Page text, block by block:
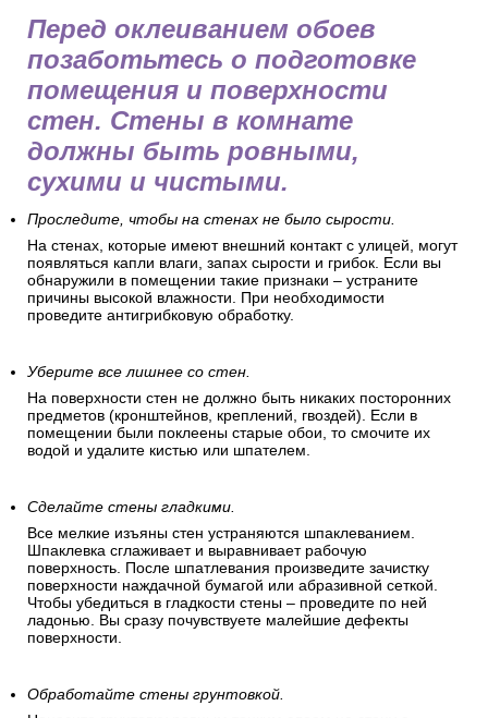
Перед оклеиванием обоев
позаботьтесь о подготовке
помещения и поверхности
стен. Стены в комнате
должны быть ровными,
сухими и чистыми.
Проследите, чтобы на стенах не было сырости.
На стенах, которые имеют внешний контакт с улицей, могут
появляться капли влаги, запах сырости и грибок. Если вы
обнаружили в помещении такие признаки – устраните
причины высокой влажности. При необходимости
проведите антигрибковую обработку.
Уберите все лишнее со стен.
На поверхности стен не должно быть никаких посторонних
предметов (кронштейнов, креплений, гвоздей). Если в
помещении были поклеены старые обои, то смочите их
водой и удалите кистью или шпателем.
Сделайте стены гладкими.
Все мелкие изъяны стен устраняются шпаклеванием.
Шпаклевка сглаживает и выравнивает рабочую
поверхность. После шпатлевания произведите зачистку
поверхности наждачной бумагой или абразивной сеткой.
Чтобы убедиться в гладкости стены – проведите по ней
ладонью. Вы сразу почувствуете малейшие дефекты
поверхности.
Обработайте стены грунтовкой.